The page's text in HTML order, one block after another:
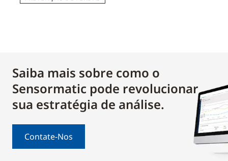
Saiba mais sobre como o
Sensormatic pode revolucionar
sua estratégia de análise.
Contate-Nos